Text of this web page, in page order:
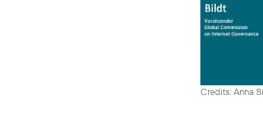
Credits: Anna